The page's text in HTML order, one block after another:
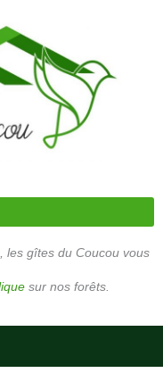
, les gîtes du Coucou vous
sur nos forêts.